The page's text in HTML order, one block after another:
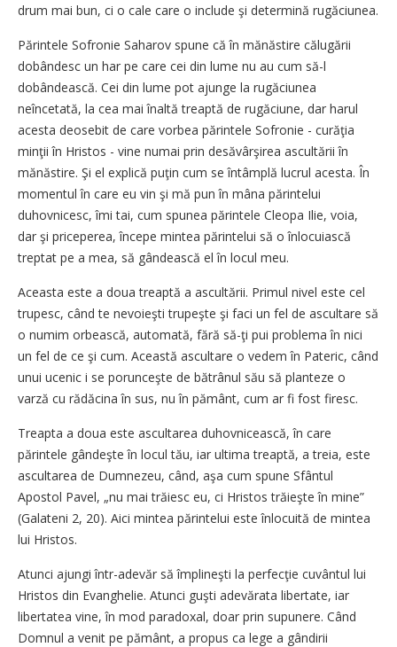
drum mai bun, ci o cale care o include şi determină rugăciunea.
Părintele Sofronie Saharov spune că în mănăstire călugării
dobândesc un har pe care cei din lume nu au cum să-l
dobândească. Cei din lume pot ajunge la rugăciunea
neîncetată, la cea mai înaltă treaptă de rugăciune, dar harul
acesta deosebit de care vorbea părintele Sofronie - curăţia
minţii în Hristos - vine numai prin desăvârşirea ascultării în
mănăstire. Şi el explică puţin cum se întâmplă lucrul acesta. În
momentul în care eu vin şi mă pun în mâna părintelui
duhovnicesc, îmi tai, cum spunea părintele Cleopa Ilie, voia,
dar şi priceperea, începe mintea părintelui să o înlocuiască
treptat pe a mea, să gândească el în locul meu.
Aceasta este a doua treaptă a ascultării. Primul nivel este cel
trupesc, când te nevoieşti trupeşte şi faci un fel de ascultare să
o numim orbească, automată, fără să-ţi pui problema în nici
un fel de ce şi cum. Această ascultare o vedem în Pateric, când
unui ucenic i se porunceşte de bătrânul său să planteze o
varză cu rădăcina în sus, nu în pământ, cum ar fi fost firesc.
Treapta a doua este ascultarea duhovnicească, în care
părintele gândeşte în locul tău, iar ultima treaptă, a treia, este
ascultarea de Dumnezeu, când, aşa cum spune Sfântul
Apostol Pavel, „nu mai trăiesc eu, ci Hristos trăieşte în mine”
(Galateni 2, 20). Aici mintea părintelui este înlocuită de mintea
lui Hristos.
Atunci ajungi într-adevăr să împlineşti la perfecţie cuvântul lui
Hristos din Evanghelie. Atunci guşti adevărata libertate, iar
libertatea vine, în mod paradoxal, doar prin supunere. Când
Domnul a venit pe pământ, a propus ca lege a gândirii